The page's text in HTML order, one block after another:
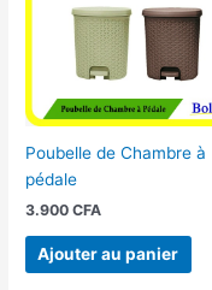
Poubelle de Chambre à
pédale
3.900CFA
Ajouter au panier